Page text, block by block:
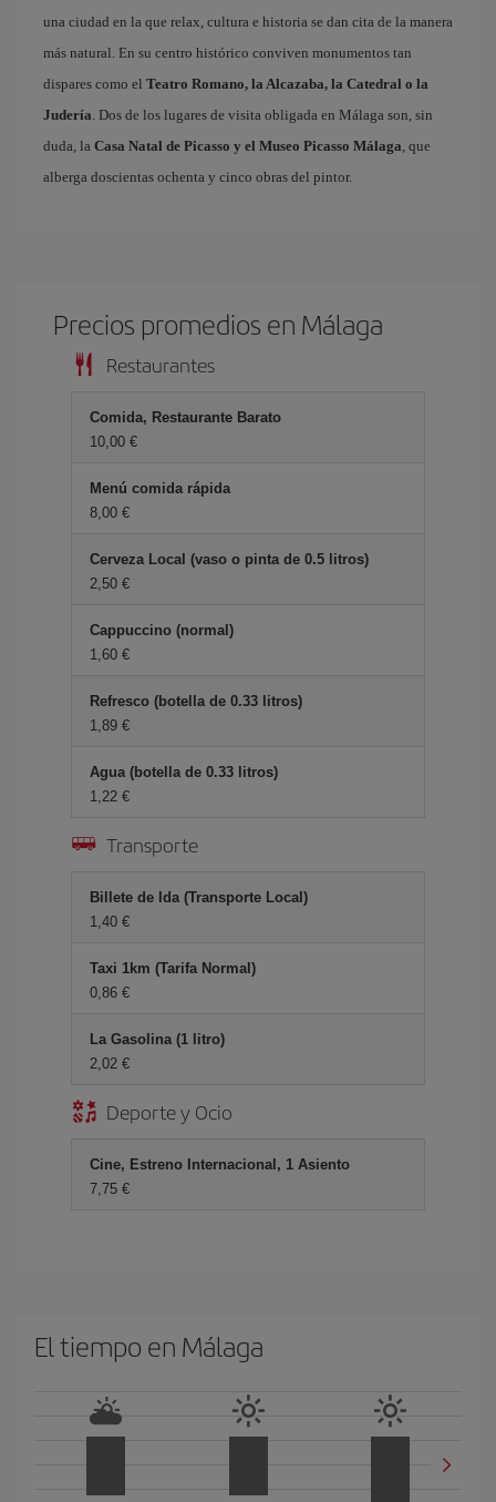
una ciudad en la que relax, cultura e historia se dan cita de la manera
más natural. En su centro histórico conviven monumentos tan
dispares como el Teatro Romano, la Alcazaba, la Catedral o la
Judería. Dos de los lugares de visita obligada en Málaga son, sin
duda, la Casa Natal de Picasso y el Museo Picasso Málaga, que
alberga doscientas ochenta y cinco obras del pintor.
Precios promedios en Málaga
Restaurantes
Comida, Restaurante Barato
10,00 €
Menú comida rápida
8,00 €
Cerveza Local (vaso o pinta de 0.5 litros)
2,50 €
Cappuccino (normal)
1,60 €
Refresco (botella de 0.33 litros)
1,89 €
Agua (botella de 0.33 litros)
1,22 €
Transporte
Billete de Ida (Transporte Local)
1,40 €
Taxi 1km (Tarifa Normal)
0,86 €
La Gasolina (1 litro)
2,02 €
Deporte y Ocio
Cine, Estreno Internacional, 1 Asiento
7,75 €
El tiempo en Málaga